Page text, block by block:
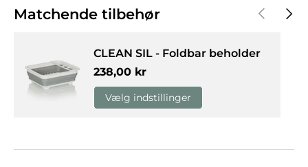
Matchende tilbehør Forrige
CLEAN SIL - Foldbar beholder
Normalpris
238,00 kr
Vælg indstillinger